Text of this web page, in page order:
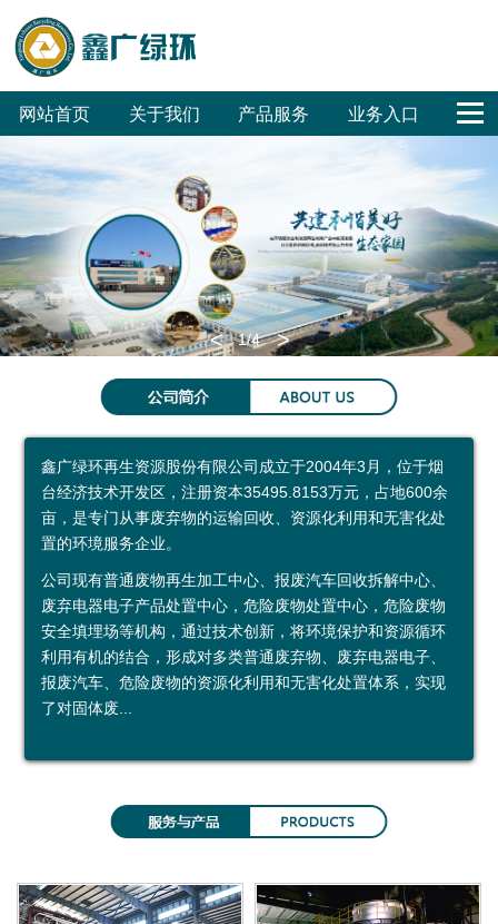
网站首页 关于我们
司
概
况
广
文
化
作
客
户
系
我
们
集
成
员
鑫
广
再
生
资
上
海
烟
台
绿
环
运
限
公
产品服务
收
体
系
无
害
化
置
汽
车
拆
解
旧
家
电
拆
解
普
废
加
工
利
用
业务入口
招
标
工
程
招
标
司
OA
环保科普
环
保
展
示
中
心
普
公
益
参
观
预
约
投资者关系
告 告
1/4
< >
鑫广绿环再生资源股份有限公司成立于2004年3月，位于烟
台经济技术开发区，注册资本35495.8153万元，占地600余
亩，是专门从事废弃物的运输回收、资源化利用和无害化处
置的环境服务企业。
公司现有普通废物再生加工中心、报废汽车回收拆解中心、
废弃电器电子产品处置中心，危险废物处置中心，危险废物
安全填埋场等机构，通过技术创新，将环境保护和资源循环
利用有机的结合，形成对多类普通废弃物、废弃电器电子、
报废汽车、危险废物的资源化利用和无害化处置体系，实现
了对固体废...